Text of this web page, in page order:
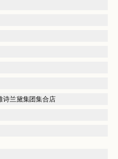
诗兰黛集团集合店